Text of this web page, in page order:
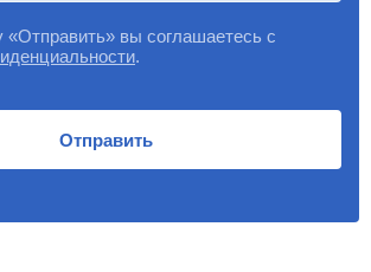
«Отправить» вы соглашаетесь с
.
Отправить